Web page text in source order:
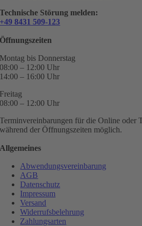
Technische Störung melden:
+49 8431 509-123
Öffnungszeiten
Montag bis Donnerstag
08:00 – 12:00 Uhr
14:00 – 16:00 Uhr
Freitag
08:00 – 12:00 Uhr
Terminvereinbarungen für die Online oder
während der Öffnungszeiten möglich.
Allgemeines
Abwendungsvereinbarung
AGB
Datenschutz
Impressum
Versand
Widerrufsbelehrung
Zahlungsarten